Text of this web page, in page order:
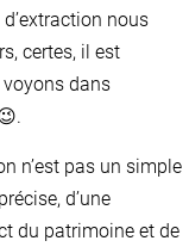
nous
certes, il est
voyons dans
n’est pas un simple
d’une
du patrimoine et de